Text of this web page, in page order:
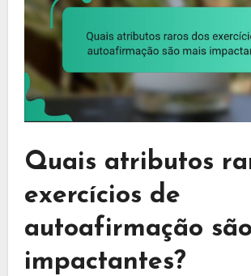
Quais atributos
exercícios de
autoafirmação
impactantes?